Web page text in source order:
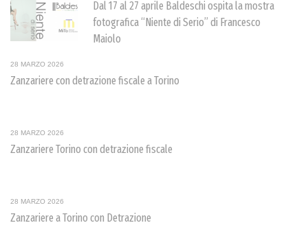
Dal 17 al 27 aprile Baldeschi ospita la mostra
fotografica “Niente di Serio” di Francesco
Maiolo
28 MARZO 2026
Zanzariere con detrazione fiscale a Torino
28 MARZO 2026
Zanzariere Torino con detrazione fiscale
28 MARZO 2026
Zanzariere a Torino con Detrazione